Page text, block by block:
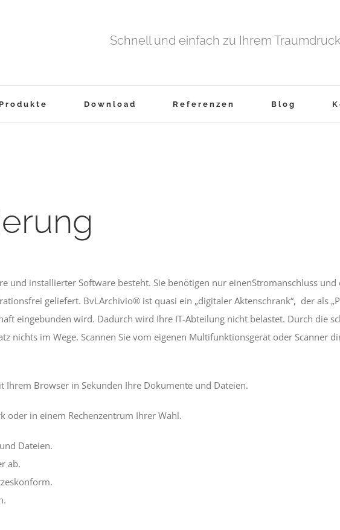
Schnell und einfach zu Ihrem
Produkte Download Referenzen Blog
und installierter Software besteht. Sie benötigen nur einenStromanschluss
geliefert. BvLArchivio® ist quasi ein „digitaler Aktenschrank“, der als
eingebunden wird. Dadurch wird Ihre IT-Abteilung nicht belastet. Durch die
nichts im Wege. Scannen Sie vom eigenen Multifunktionsgerät oder Scanner
Browser in Sekunden Ihre Dokumente und Dateien.
oder in einem Rechenzentrum Ihrer Wahl.
Dateien.
ab.